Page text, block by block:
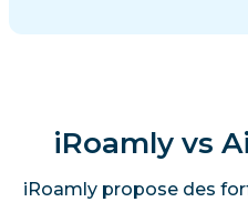
iRoamly vs
iRoamly propose des